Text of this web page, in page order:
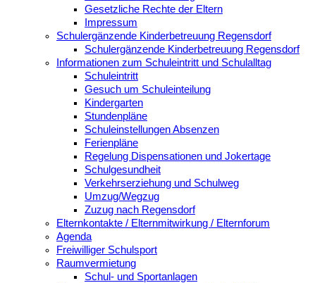
Gesetzliche Rechte der Eltern
Impressum
Schulergänzende Kinderbetreuung Regensdorf
Schulergänzende Kinderbetreuung Regensdorf
Informationen zum Schuleintritt und Schulalltag
Schuleintritt
Gesuch um Schuleinteilung
Kindergarten
Stundenpläne
Schuleinstellungen Absenzen
Ferienpläne
Regelung Dispensationen und Jokertage
Schulgesundheit
Verkehrserziehung und Schulweg
Umzug/Wegzug
Zuzug nach Regensdorf
Elternkontakte / Elternmitwirkung / Elternforum
Agenda
Freiwilliger Schulsport
Raumvermietung
Schul- und Sportanlagen